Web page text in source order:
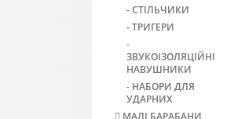
- СТІЛЬЧИКИ
- ТРИГЕРИ
-
ЗВУКОІЗОЛЯЦІЙНІ
НАВУШНИКИ
- НАБОРИ ДЛЯ
УДАРНИХ
МАЛІ БАРАБАНИ